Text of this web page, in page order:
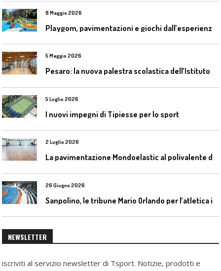
8 Maggio 2026
5 Maggio 2026
5 Luglio 2026
I nuovi impegni di Tipiesse per lo sport
2 Luglio 2026
26 Giugno 2026
NEWSLETTER
iscriviti al servizio newsletter di Tsport. Notizie, prodotti e